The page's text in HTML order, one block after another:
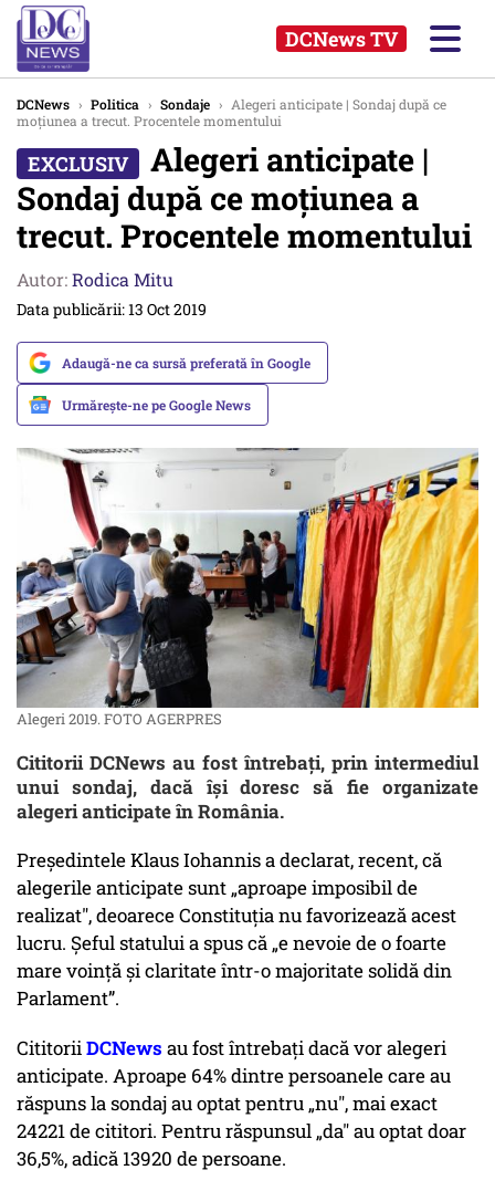
DCNews TV
DCNews › Politica › Sondaje › Alegeri anticipate | Sondaj după ce
moțiunea a trecut. Procentele momentului
Alegeri anticipate |
Sondaj după ce moțiunea a
trecut. Procentele momentului
Autor:Rodica Mitu
Data publicării: 13 Oct 2019
Adaugă-ne ca sursă preferată în Google
Urmărește-ne pe Google News
Alegeri 2019. FOTO AGERPRES
Cititorii DCNews au fost întrebați, prin intermediul
unui sondaj, dacă își doresc să fie organizate
alegeri anticipate în România.
Președintele Klaus Iohannis a declarat, recent, că
alegerile anticipate sunt „aproape imposibil de
realizat", deoarece Constituția nu favorizează acest
lucru. Șeful statului a spus că „e nevoie de o foarte
mare voință și claritate într-o majoritate solidă din
Parlament”.
CititoriiDCNews au fost întrebați dacă vor alegeri
anticipate. Aproape 64% dintre persoanele care au
răspuns la sondaj au optat pentru „nu", mai exact
24221 de cititori. Pentru răspunsul „da" au optat doar
36,5%, adică 13920 de persoane.